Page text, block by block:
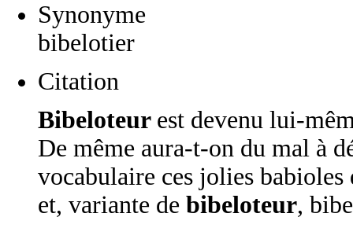
Synonyme
bibelotier
Citation
Bibeloteur est devenu lui-
De même aura-t-on du mal à
vocabulaire ces jolies
et, variante de bibeloteur,